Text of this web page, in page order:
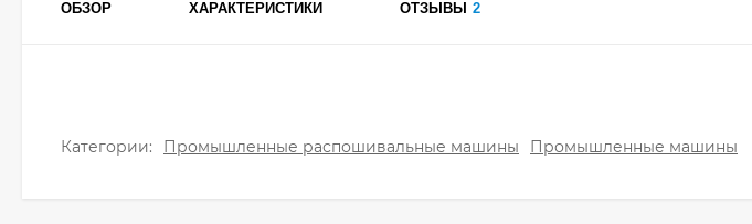
ОБЗОР ХАРАКТЕРИСТИКИ ОТЗЫВЫ 2
Категории: Промышленные распошивальные машины Промышленные машины